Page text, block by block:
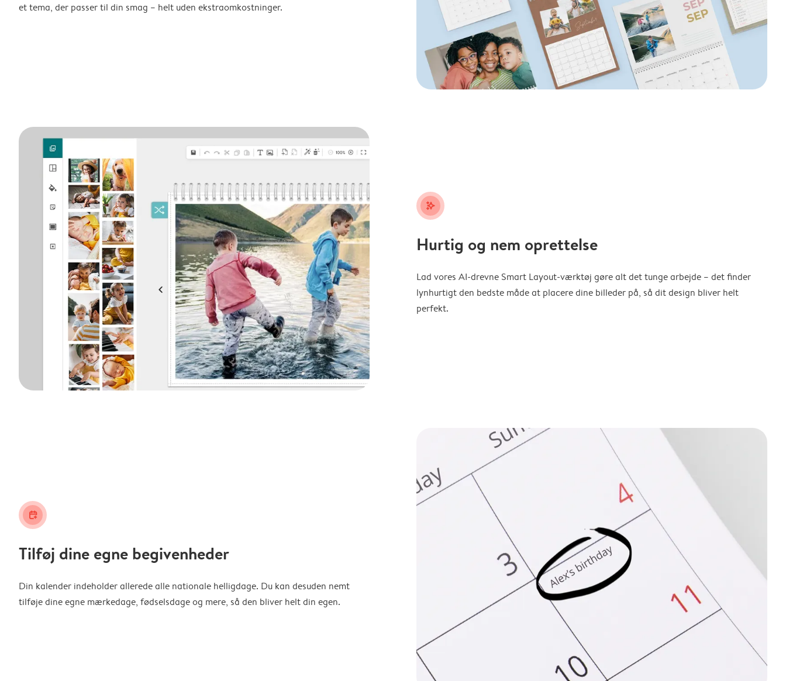
et tema, der passer til din smag – helt uden ekstraomkostninger.
stars_plus
Hurtig og nem oprettelse
Lad vores AI-drevne Smart Layout-værktøj gøre alt det tunge arbejde – det finder
lynhurtigt den bedste måde at placere dine billeder på, så dit design bliver helt
perfekt.
calendar_plus
Tilføj dine egne begivenheder
Din kalender indeholder allerede alle nationale helligdage. Du kan desuden nemt
tilføje dine egne mærkedage, fødselsdage og mere, så den bliver helt din egen.